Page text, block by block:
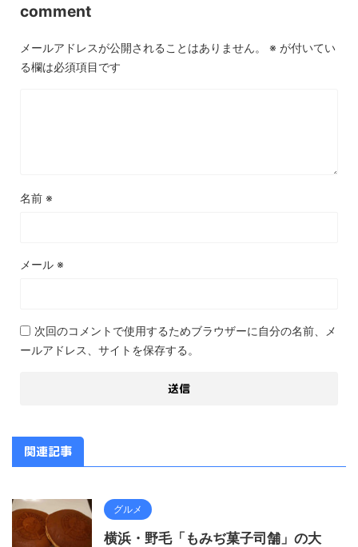
comment
メールアドレスが公開されることはありません。 ※ が付いてい
る欄は必須項目です
名前 ※
メール ※
次回のコメントで使用するためブラウザーに自分の名前、メ
ールアドレス、サイトを保存する。
関連記事
グルメ
横浜・野毛「もみぢ菓子司舗」の大